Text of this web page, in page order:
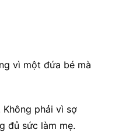
vì một đứa bé mà
Không phải vì sợ
đủ sức làm mẹ.